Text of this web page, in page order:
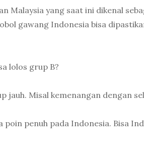
Malaysia yang saat ini dikenal
gawang Indonesia bisa
lolos grup B?
jauh. Misal kemenangan dengan
penuh pada Indonesia. Bisa